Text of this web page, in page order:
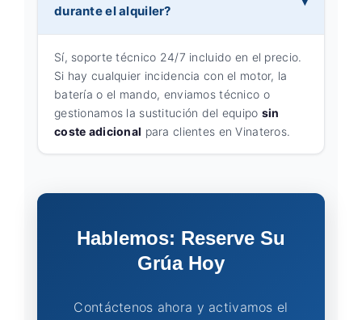
durante el alquiler?
Sí, soporte técnico 24/7 incluido en el precio.
Si hay cualquier incidencia con el motor, la
batería o el mando, enviamos técnico o
gestionamos la sustitución del equipo sin
coste adicional para clientes en Vinateros.
Hablemos: Reserve Su
Grúa Hoy
Contáctenos ahora y activamos el